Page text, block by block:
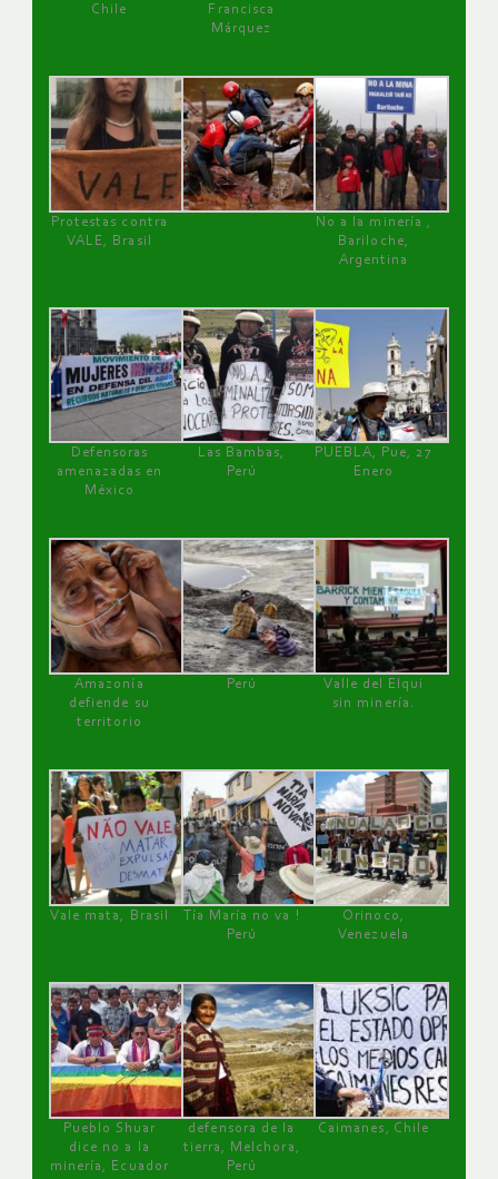
Chile
Francisca
Márquez
Protestas contra
VALE, Brasil
No a la minería ,
Bariloche,
Argentina
Defensoras
amenazadas en
México
Las Bambas,
Perú
PUEBLA, Pue, 27
Enero
Amazonía
defiende su
territorio
Perú
Valle del Elqui
sin minería.
Vale mata, Brasil
Tía María no va !
Perú
Orinoco,
Venezuela
Pueblo Shuar
dice no a la
minería, Ecuador
defensora de la
tierra, Melchora,
Perú
Caimanes, Chile